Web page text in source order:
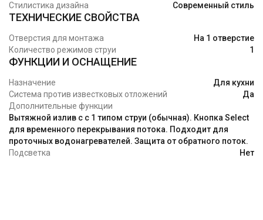
Стилистика дизайна
Современный стиль
ТЕХНИЧЕСКИЕ СВОЙСТВА
Отверстия для монтажа
На 1 отверстие
Количество режимов струи
1
ФУНКЦИИ И ОСНАЩЕНИЕ
Назначение
Для кухни
Система против известковых отложений
Да
Дополнительные функции
Вытяжной излив с с 1 типом струи (обычная). Кнопка Select
для временного перекрывания потока. Подходит для
проточных водонагревателей. Защита от обратного поток.
Подсветка
Нет